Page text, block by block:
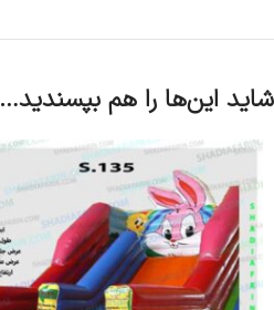
شاید این‌ها را هم بپسندید…